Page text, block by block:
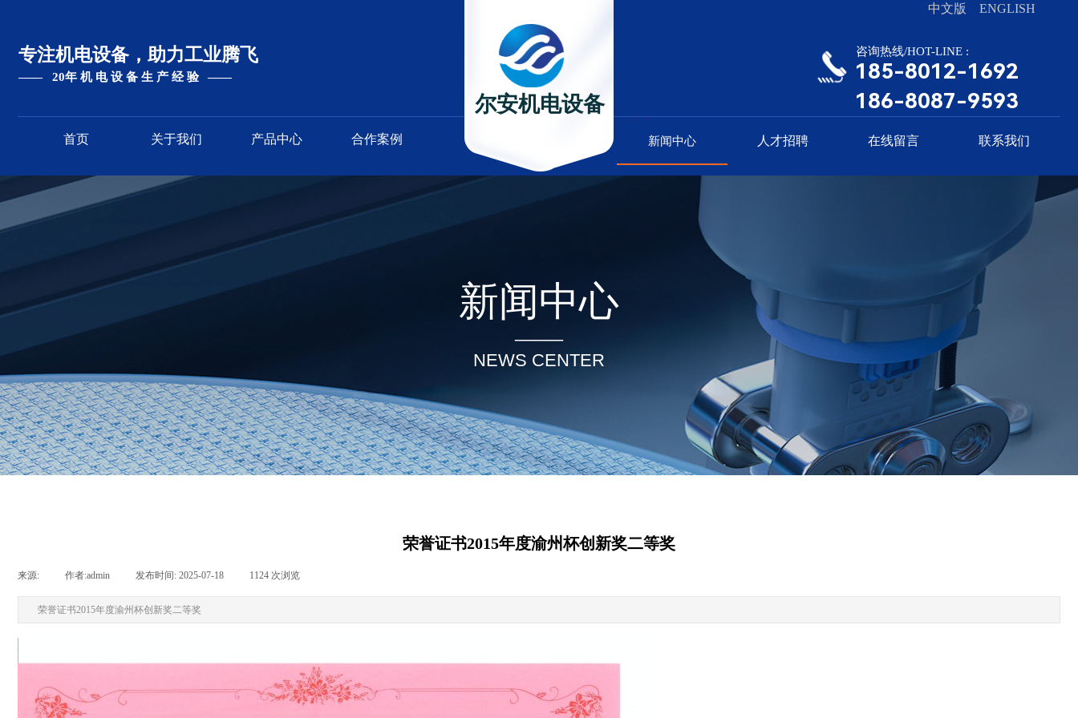
新闻中心 人才招聘 在线留言 联系我们
首页 关于我们 产品中心 合作案例
品质 | 创新 | 责任 | 服务
尔安机电设备
185-8012-1692
186-8087-9593
咨询热线/HOT-LINE :
专注机电设备， 助力工业腾飞
—— 20年 机 电 设 备 生 产 经 验 ——
中文版 ENGLISH
NEWS CENTER
新闻中心
——
荣誉证书2015年度渝州杯创新奖二等奖
来源: 作者:admin 发布时间: 2025-07-18 1124 次浏览
荣誉证书2015年度渝州杯创新奖二等奖